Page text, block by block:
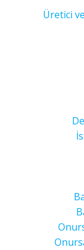
Üretici